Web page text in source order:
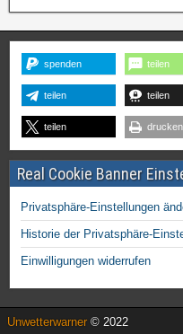
spenden teilen
teilen teilen
teilen drucken
Real Cookie Banner
Privatsphäre-Einstellungen
Historie der Privatsphäre-
Einwilligungen widerrufen
Unwetterwarner © 2022